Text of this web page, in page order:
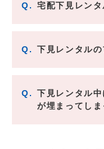
Q. 宅配下見レンタ
Q. 下見レンタルの
Q.
下見レンタル
が埋まってしま